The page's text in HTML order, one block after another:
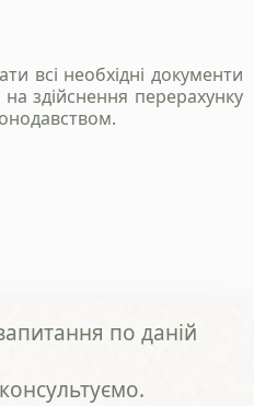
всі необхідні документи
здійснення перерахунку
по даній